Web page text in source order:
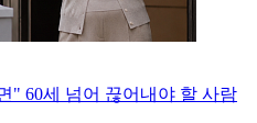
" 60세 넘어 끊어내야 할 사람